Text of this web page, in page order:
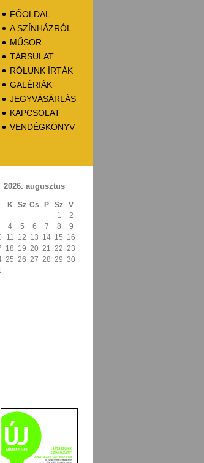
FŐOLDAL
A SZÍNHÁZRÓL
MŰSOR
TÁRSULAT
RÓLUNK ÍRTÁK
GALÉRIÁK
JEGYVÁSÁRLÁS
KAPCSOLAT
VENDÉGKÖNYV
2026. augusztus
K Sz Cs P Sz
V
1
2
4 5 6 7 8
9
11 12 13 14 15 16
18 19 20 21 22 23
25 26 27 28 29 30